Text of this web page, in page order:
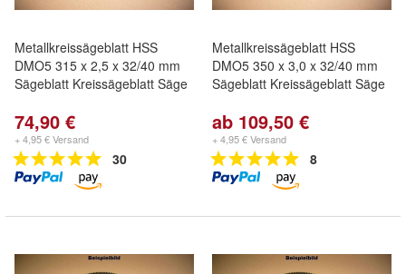
Metallkreissägeblatt HSS
DMO5 315 x 2,5 x 32/40 mm
Sägeblatt Kreissägeblatt Säge
74,90 €
+ 4,95 € Versand
30
Metallkreissägeblatt HSS
DMO5 350 x 3,0 x 32/40 mm
Sägeblatt Kreissägeblatt Säge
ab 109,50 €
+ 4,95 € Versand
8